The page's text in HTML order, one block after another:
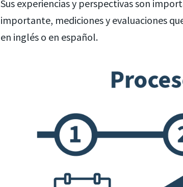
Sus experiencias y perspectivas son
importante, mediciones y evaluaciones
en inglés o en español.